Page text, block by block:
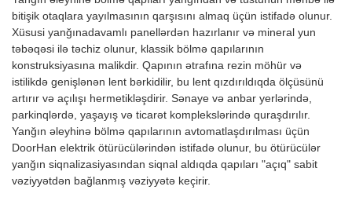
bitişik otaqlara yayılmasının qarşısını almaq üçün istifadə olunur.
Xüsusi yanğınadavamlı panellərdən hazırlanır və mineral yun
təbəqəsi ilə təchiz olunur, klassik bölmə qapılarının
konstruksiyasına malikdir. Qapının ətrafına rezin möhür və
istilikdə genişlənən lent bərkidilir, bu lent qızdırıldıqda ölçüsünü
artırır və açılışı hermetikləşdirir. Sənaye və anbar yerlərində,
parkinqlərdə, yaşayış və ticarət komplekslərində quraşdırılır.
Yanğın əleyhinə bölmə qapılarının avtomatlaşdırılması üçün
DoorHan elektrik ötürücülərindən istifadə olunur, bu ötürücülər
yanğın siqnalizasiyasından siqnal aldıqda qapıları "açıq" sabit
vəziyyətdən bağlanmış vəziyyətə keçirir.